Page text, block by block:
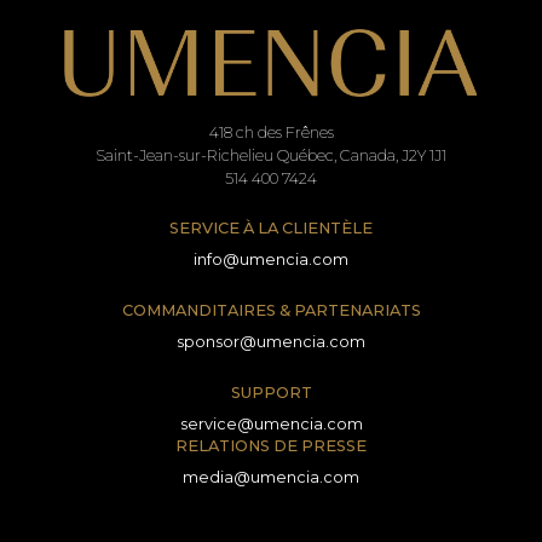
418 ch des Frênes
Saint-Jean-sur-Richelieu Québec, Canada, J2Y 1J1
514 400 7424
SERVICE À LA CLIENTÈLE
info@umencia.com
COMMANDITAIRES & PARTENARIATS
sponsor@umencia.com
SUPPORT
service@umencia.com
RELATIONS DE PRESSE
media@umencia.com